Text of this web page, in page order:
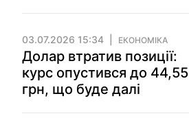
03.07.2026 15:34 ЕКОНОМІКА
Долар втратив позиції:
курс опустився до 44,55
грн, що буде далі